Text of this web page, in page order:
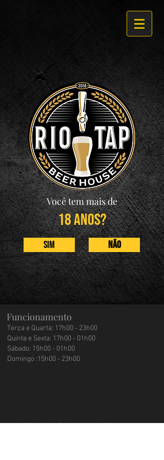
Você tem mais de
18 anos?
SIM NÃO
Funcionamento
Terça e Quarta: 17h00 - 23h00
Quinta e Sexta: 17h00 - 01h00
Sábado: 15h00 - 01h00
Domingo :15h00 - 23h00